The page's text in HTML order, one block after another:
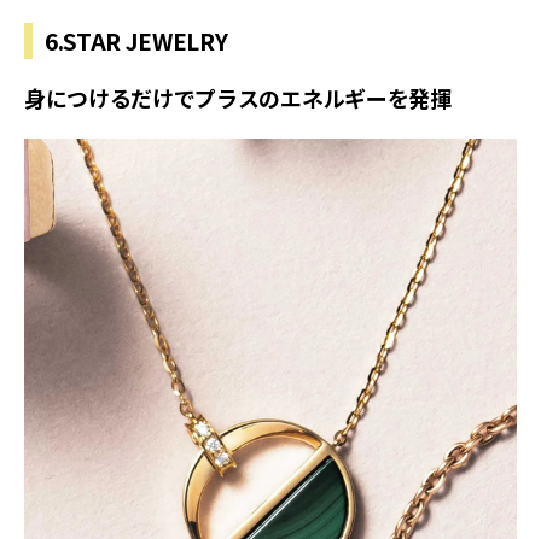
6.STAR JEWELRY
身につけるだけでプラスのエネルギーを発揮